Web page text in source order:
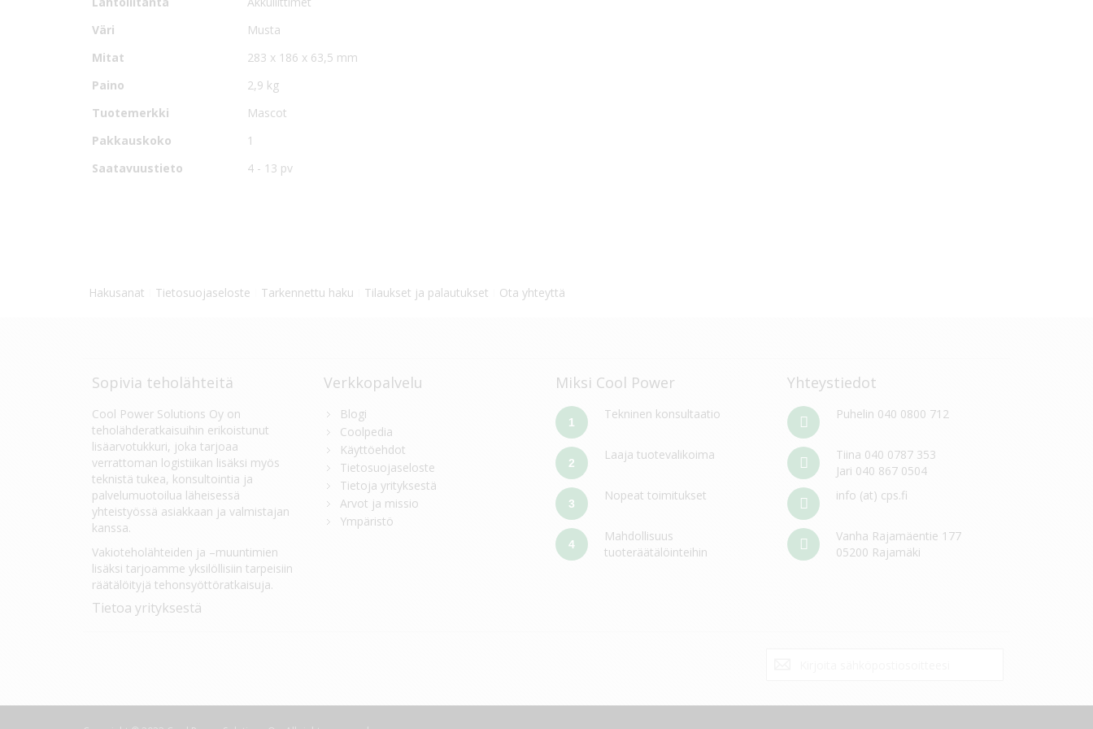
Väri
Musta
Mitat
283 x 186 x 63,5 mm
Paino
2,9 kg
Tuotemerkki
Mascot
Pakkauskoko
1
Saatavuustieto
4 - 13 pv
Hakusanat Tietosuojaseloste Tarkennettu haku Tilaukset ja palautukset Ota yhteyttä
Sopivia teholähteitä
Cool Power Solutions Oy on
teholähderatkaisuihin erikoistunut
lisäarvotukkuri, joka tarjoaa
verrattoman logistiikan lisäksi myös
teknistä tukea, konsultointia ja
palvelumuotoilua läheisessä
yhteistyössä asiakkaan ja valmistajan
kanssa.
Vakioteholähteiden ja –muuntimien
lisäksi tarjoamme yksilöllisiin tarpeisiin
räätälöityjä tehonsyöttöratkaisuja.
Tietoa yrityksestä
Verkkopalvelu
Blogi
Coolpedia
Käyttöehdot
Tietosuojaseloste
Tietoja yrityksestä
Arvot ja missio
Ympäristö
Miksi Cool Power
1
Tekninen konsultaatio
2
Laaja tuotevalikoima
3
Nopeat toimitukset
4
Mahdollisuus
tuoteräätälöinteihin
Yhteystiedot
Puhelin 040 0800 712
Tiina 040 0787 353
Jari 040 867 0504
info (at) cps.fi
Vanha Rajamäentie 177
05200 Rajamäki